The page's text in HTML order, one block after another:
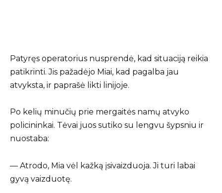
Patyręs operatorius nusprendė, kad situaciją reikia
patikrinti. Jis pažadėjo Miai, kad pagalba jau
atvyksta, ir paprašė likti linijoje.
Po kelių minučių prie mergaitės namų atvyko
policininkai. Tėvai juos sutiko su lengvu šypsniu ir
nuostaba:
— Atrodo, Mia vėl kažką įsivaizduoja. Ji turi labai
gyvą vaizduotę.